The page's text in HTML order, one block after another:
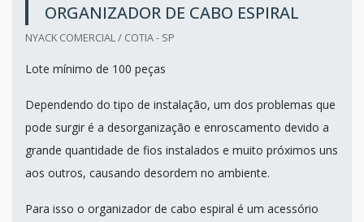
ORGANIZADOR DE CABO ESPIRAL
NYACK COMERCIAL / COTIA - SP
Lote mínimo de 100 peças
Dependendo do tipo de instalação, um dos problemas que
pode surgir é a desorganização e enroscamento devido a
grande quantidade de fios instalados e muito próximos uns
aos outros, causando desordem no ambiente.
Para isso o organizador de cabo espiral é um acessório